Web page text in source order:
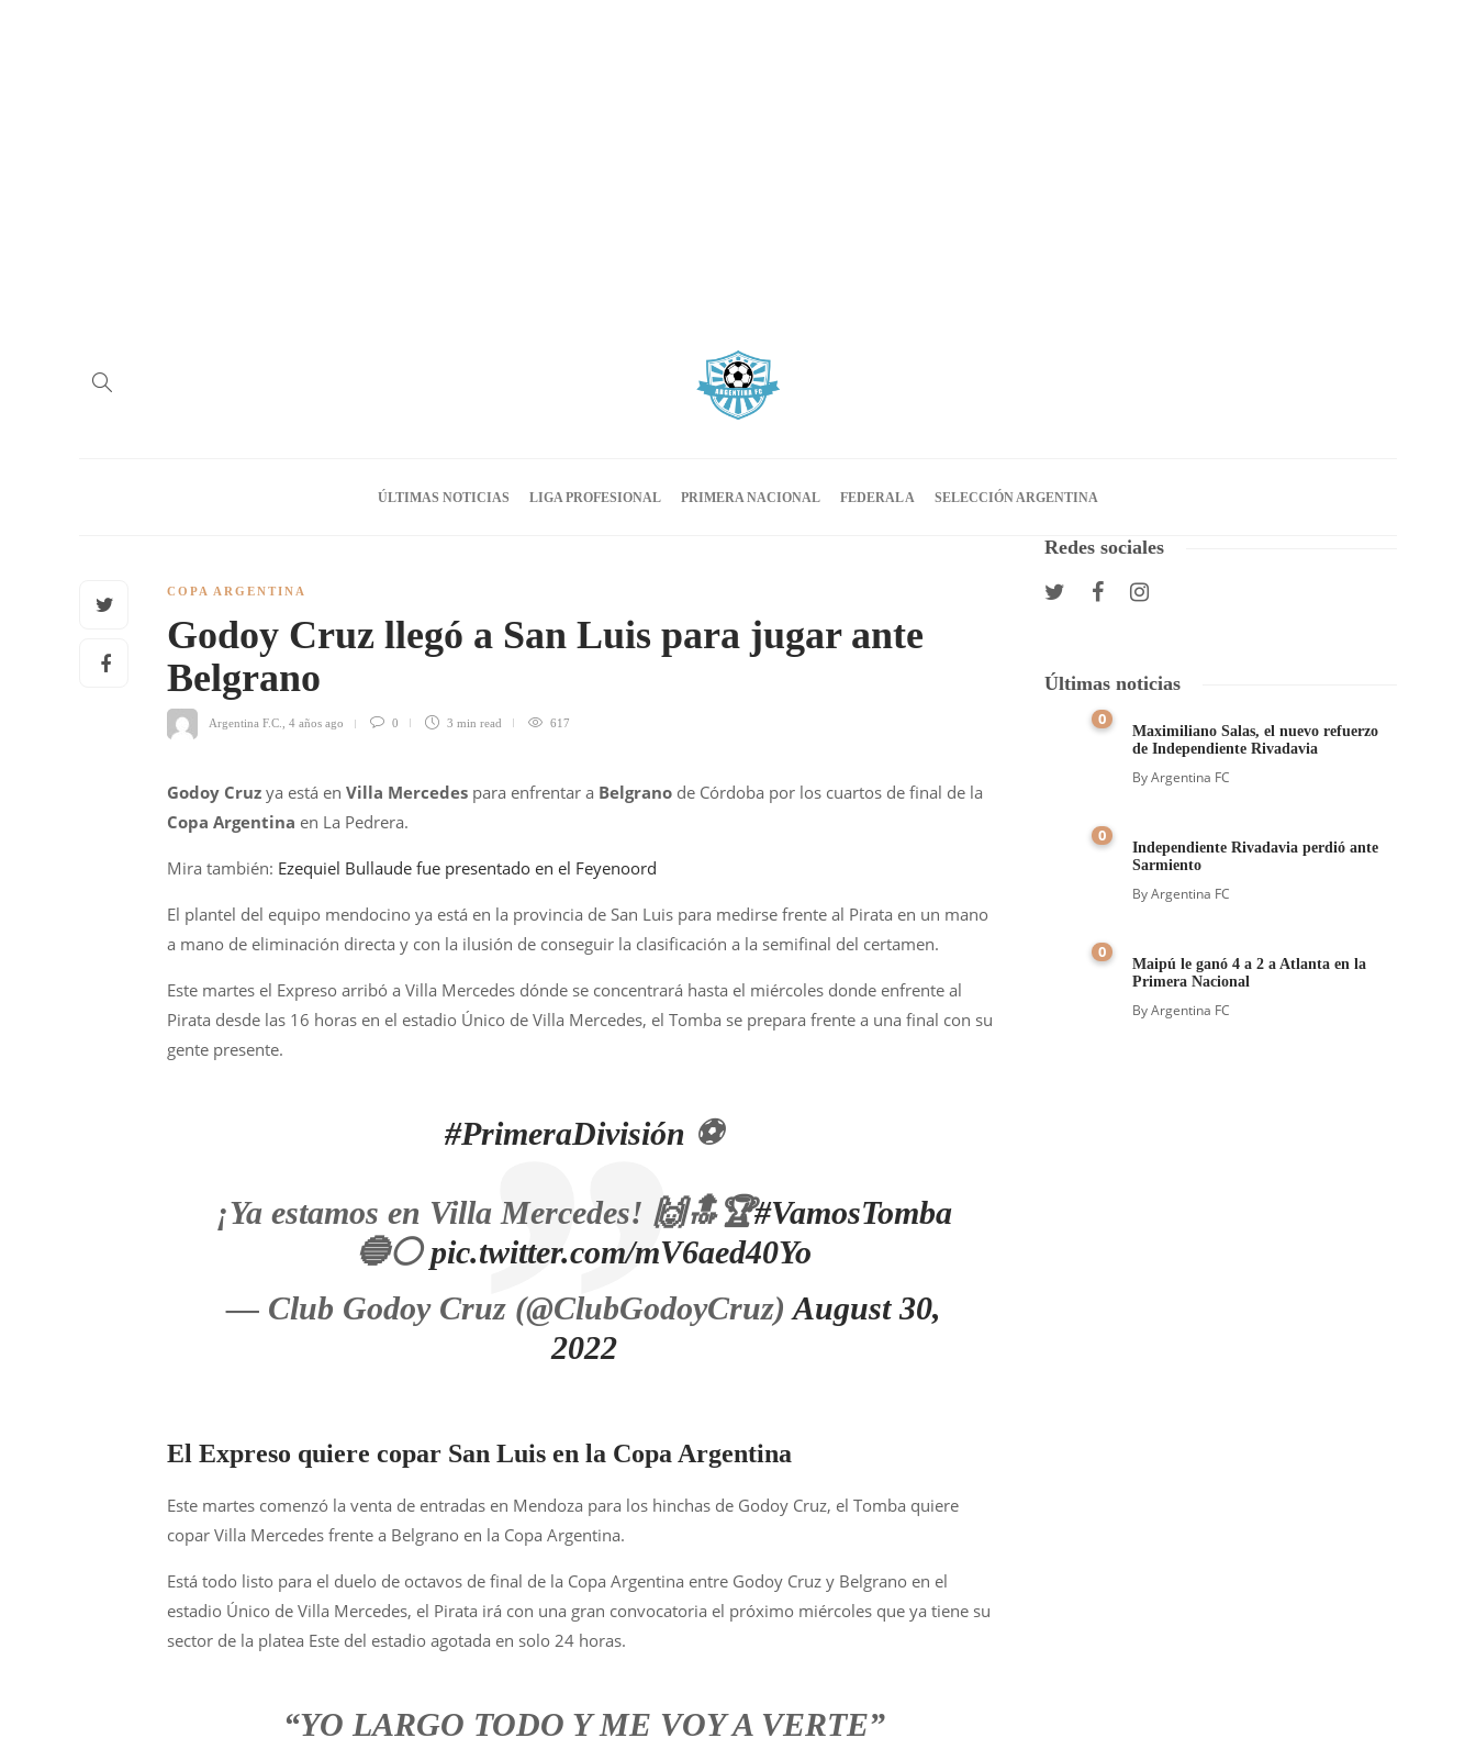
ÚLTIMAS NOTICIAS LIGA PROFESIONAL PRIMERA NACIONAL FEDERAL A SELECCIÓN ARGENTINA
COPA ARGENTINA
Godoy Cruz llegó a San Luis para jugar ante
Belgrano
Argentina F.C. 4 años ago 0 3 min read 617
Godoy Cruz ya está en Villa Mercedes para enfrentar a Belgrano de Córdoba por los cuartos de final de la
Copa Argentina en La Pedrera.
Mira también: Ezequiel Bullaude fue presentado en el Feyenoord
El plantel del equipo mendocino ya está en la provincia de San Luis para medirse frente al Pirata en un mano
a mano de eliminación directa y con la ilusión de conseguir la clasificación a la semifinal del certamen.
Este martes el Expreso arribó a Villa Mercedes dónde se concentrará hasta el miércoles donde enfrente al
Pirata desde las 16 horas en el estadio Único de Villa Mercedes, el Tomba se prepara frente a una final con su
gente presente.
#PrimeraDivisión ⚽
¡Ya estamos en Villa Mercedes! 🙌🔝🏆#VamosTomba
🔵⚪pic.twitter.com/mV6aed40Yo
— Club Godoy Cruz (@ClubGodoyCruz)August 30,
2022
El Expreso quiere copar San Luis en la Copa Argentina
Este martes comenzó la venta de entradas en Mendoza para los hinchas de Godoy Cruz, el Tomba quiere
copar Villa Mercedes frente a Belgrano en la Copa Argentina.
Está todo listo para el duelo de octavos de final de la Copa Argentina entre Godoy Cruz y Belgrano en el
estadio Único de Villa Mercedes, el Pirata irá con una gran convocatoria el próximo miércoles que ya tiene su
sector de la platea Este del estadio agotada en solo 24 horas.
“YO LARGO TODO Y ME VOY A VERTE”
Redes sociales
Últimas noticias
0
Maximiliano Salas, el nuevo refuerzo
de Independiente Rivadavia
ByArgentina FC
0
Independiente Rivadavia perdió ante
Sarmiento
ByArgentina FC
0
Maipú le ganó 4 a 2 a Atlanta en la
Primera Nacional
ByArgentina FC